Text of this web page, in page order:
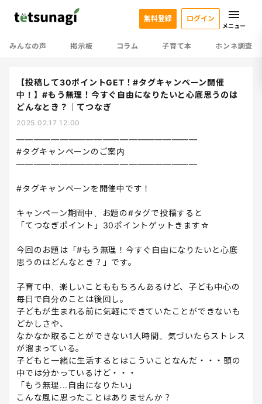
みんなの声 掲示板 コラム 子育て本 ホンネ調査
無料登録 ログイン
メニュー
【投稿して30ポイントGET！#タグキャンペーン開催
中！】#もう無理！今すぐ自由になりたいと心底思うのは
どんなとき？｜てつなぎ
2025.02.17 12:00
—————————————————————
#タグキャンペーンのご案内
—————————————————————
#タグキャンペーンを開催中です！
キャンペーン期間中、お題の#タグで投稿すると
「てつなぎポイント」30ポイントゲットきます☆
今回のお題は「#もう無理！今すぐ自由になりたいと心底
思うのはどんなとき？」です。
子育て中、楽しいことももちろんあるけど、子ども中心の
毎日で自分のことは後回し。
子どもが生まれる前に気軽にできていたことができないも
どかしさや、
なかなか取ることができない1人時間。気づいたらストレス
が溜まっている。
子どもと一緒に生活するとはこういことなんだ・・・頭の
中では分かっているけど・・・
「もう無理...自由になりたい」
こんな風に思ったことはありませんか？